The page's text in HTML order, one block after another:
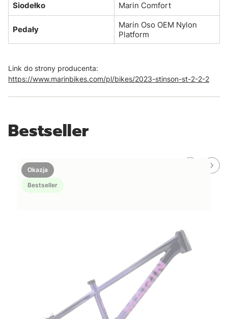
Siodełko Marin Comfort
Pedały
Marin Oso OEM Nylon
Platform
Link do strony producenta:
https://www.marinbikes.com/pl/bikes/2023-stinson-st-2-2-2
Bestseller
Okazja
Bestseller